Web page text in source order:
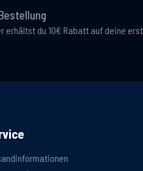
erhältst du 10€ Rabatt auf deine